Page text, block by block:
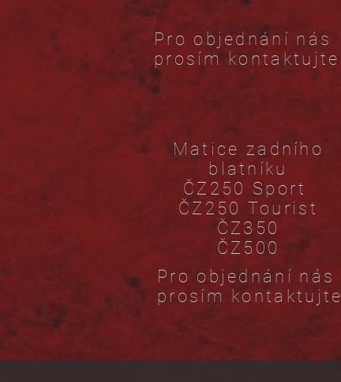
Pro objednání nás
prosím kontaktujte
Matice zadního
blatníku
ČZ250 Sport
ČZ250 Tourist
ČZ350
ČZ500
Pro objednání nás
prosím kontaktujte